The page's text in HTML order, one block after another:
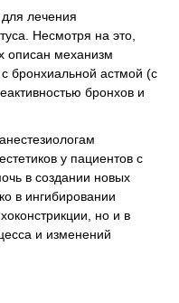
лечения
Несмотря на это,
описан механизм
бронхиальной астмой (с
бронхов и
у пациентов с
в создании новых
в ингибировании
но и в
и изменений